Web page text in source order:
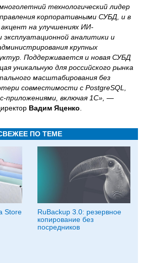
технологический лидер
корпоративными СУБД, и в
на улучшениях ИИ-
аналитики и
крупных
Поддерживается и новая СУБД
уникальную для российского рынка
масштабирования без
совместимости с PostgreSQL,
приложениями, включая 1С», —
Вадим Яценко
ПО ТЕМЕ
Store
RuBackup 3.0: резервное
копирование без
посредников